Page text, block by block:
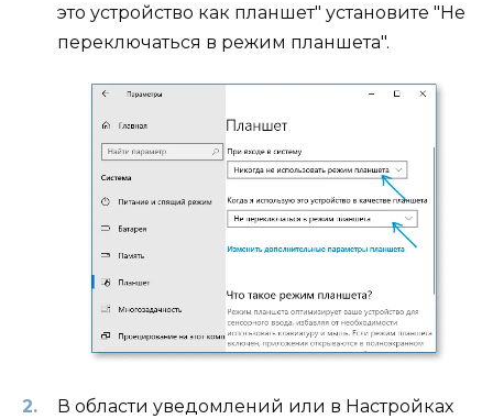
это устройство как планшет" установите "Не
переключаться в режим планшета".
В области уведомлений или в Настройках